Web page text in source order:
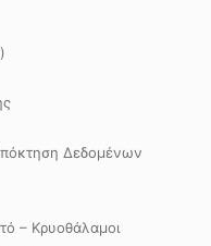
Δεδομένων
– Κρυοθάλαμοι